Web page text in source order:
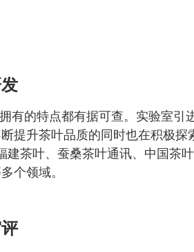
有的特点都有据可查。实验室
提升茶叶品质的同时也在积极
茶叶、蚕桑茶叶通讯、中国茶
个领域。